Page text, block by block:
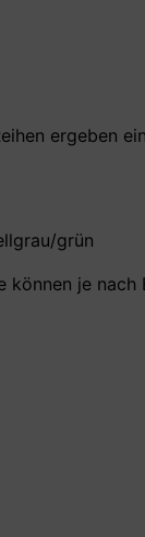
ergeben
grün
können je